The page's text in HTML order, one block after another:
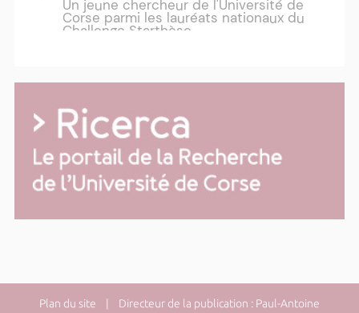
Un jeune chercheur de l'Université de
Corse parmi les lauréats nationaux du
Challenge Starthèse
Plan du site | Directeur de la publication : Paul-Antoine